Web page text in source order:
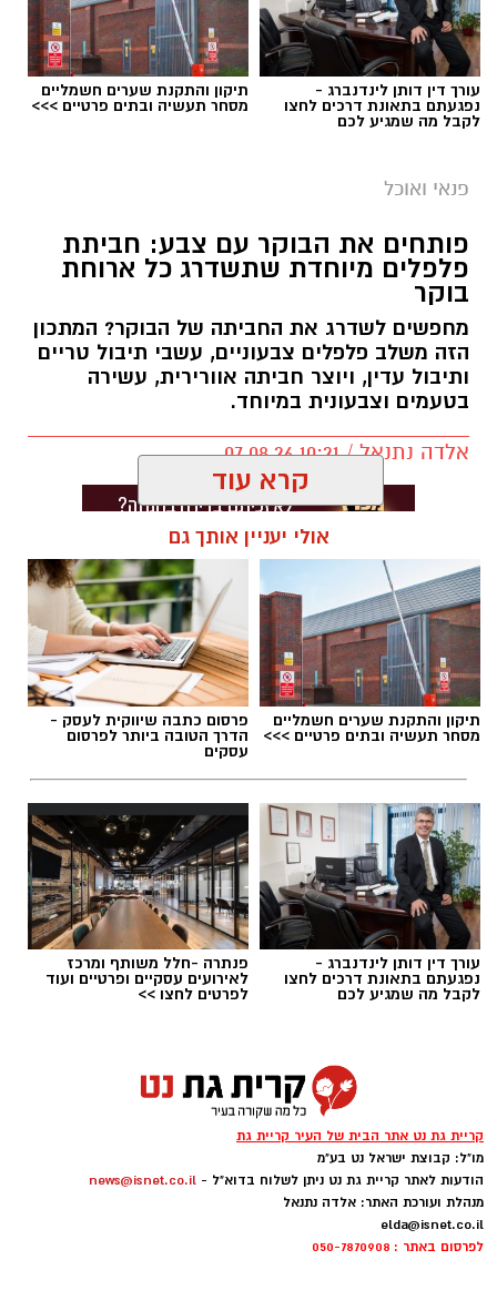
עורך דין דותן לינדנברג -
נפגעתם בתאונת דרכים לחצו
לקבל מה שמגיע לכם
תיקון והתקנת שערים חשמליים
מסחר תעשיה ובתים פרטיים >>>
פנאי ואוכל
פותחים את הבוקר עם צבע: חביתת
פלפלים מיוחדת שתשדרג כל ארוחת
בוקר
מחפשים לשדרג את החביתה של הבוקר? המתכון
הזה משלב פלפלים צבעוניים, עשבי תיבול טריים
ותיבול עדין, ויוצר חביתה אוורירית, עשירה
בטעמים וצבעונית במיוחד.
אלדה נתנאל / 10:21 07.08.26
תגים:חביתת ירק
ai
½ פלפל אדום, חתוך לקוביות קטנות
½ פלפל צהוב, חתוך לקוביות קטנות
¼ פלפל ירוק, חתוך לקוביות קטנות
½ בצל קטן קצוץ דק (לא חובה)
2 כפות פטרוזיליה קצוצה
קרא עוד
אולי יעניין אותך גם
תיקון והתקנת שערים חשמליים
מסחר תעשיה ובתים פרטיים >>>
פרסום כתבה שיווקית לעסק -
הדרך הטובה ביותר לפרסום
עסקים
עורך דין דותן לינדנברג -
נפגעתם בתאונת דרכים לחצו
לקבל מה שמגיע לכם
פנתרה -חלל משותף ומרכז
לאירועים עסקיים ופרטיים ועוד
לפרטים לחצו >>
קריית גת נט אתר הבית של העיר קריית גת
מו"ל: קבוצת ישראל נט בע"מ
הודעות לאתר קריית גת נט ניתן לשלוח בדוא"ל - news@isnet.co.il
מנהלת ועורכת האתר: אלדה נתנאל
elda@isnet.co.il
לפרסום באתר : 050-7870908